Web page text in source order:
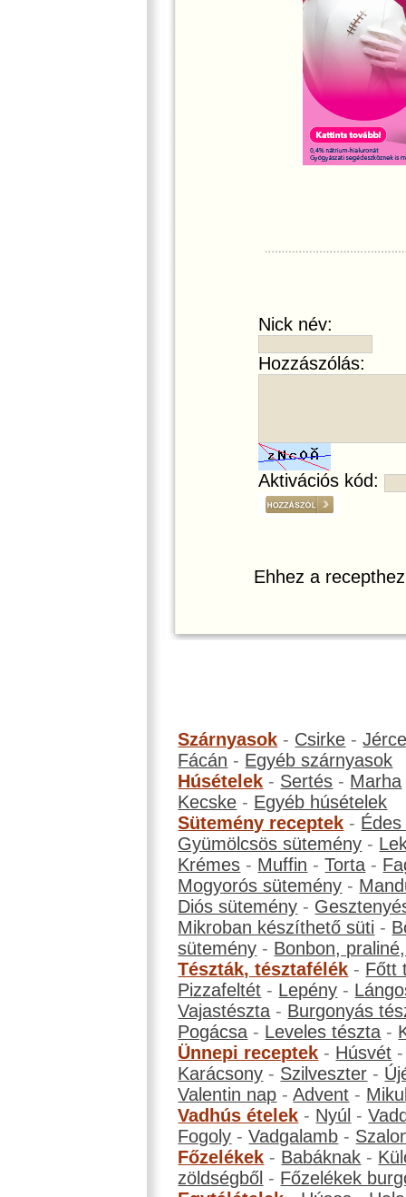
Nick név:
Hozzászólás:
Aktivációs kód:
Ehhez a
Szárnyasok - Csirke -
Fácán - Egyéb szárnyasok
Húsételek - Sertés - Marha
Kecske - Egyéb húsételek
Sütemény receptek -
Gyümölcsös sütemény -
Krémes - Muffin -Torta -
Mogyorós sütemény -
Diós sütemény -
Mikroban készíthető süti -
sütemény - Bonbon,
Tészták, tésztafélék - Főtt
Pizzafeltét - Lepény -
Vajastészta - Burgonyás
Pogácsa - Leveles tészta -
Ünnepi receptek - Húsvét
Karácsony - Szilveszter -
Valentin nap -Advent -
Vadhús ételek - Nyúl -
Fogoly -Vadgalamb -
Főzelékek - Babáknak -
zöldségből - Főzelékek